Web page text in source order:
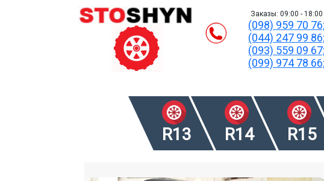
Заказы: 09:00 - 18:00
(098) 959 70 76;
(044) 247 99 86;
(093) 559 09 67;
(099) 974 78 66;
R13 R14 R15